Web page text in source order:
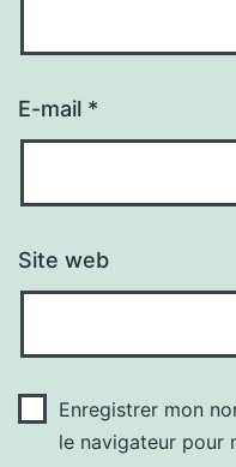
E-mail *
Site web
Enregistrer mon
le navigateur pour